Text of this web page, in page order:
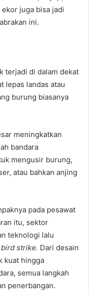
juga bisa jadi
ini.
terjadi di dalam dekat
lepas landas atau
burung biasanya
meningkatkan
bandara
mengusir burung,
atau bahkan anjing
pada pesawat
itu, sektor
teknologi lalu
bird strike. Dari desain
kuat hingga
semua langkah
penerbangan.